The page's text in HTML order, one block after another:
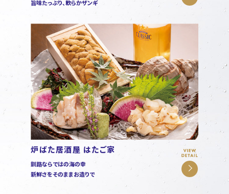
旨味たっぷり、軟らかザンギ
炉ばた居酒屋 はたご家
釧路ならではの海の幸
新鮮さをそのままお造りで